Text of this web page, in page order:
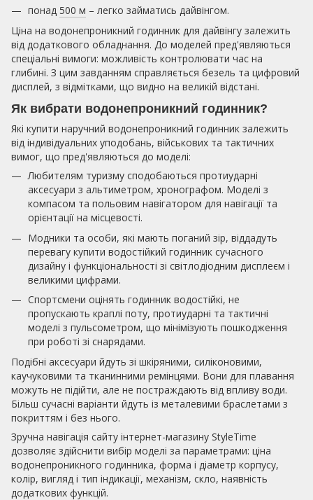
понад 500 м – легко займатись дайвінгом.
Ціна на водонепроникний годинник для дайвінгу залежить
від додаткового обладнання. До моделей пред'являються
спеціальні вимоги: можливість контролювати час на
глибині. З цим завданням справляється безель та цифровий
дисплей, з відмітками, що видно на великій відстані.
Як вибрати водонепроникний годинник?
Які купити наручний водонепроникний годинник залежить
від індивідуальних уподобань, військових та тактичних
вимог, що пред'являються до моделі:
Любителям туризму сподобаються протиударні
аксесуари з альтиметром, хронографом. Моделі з
компасом та польовим навігатором для навігації та
орієнтації на місцевості.
Модники та особи, які мають поганий зір, віддадуть
перевагу купити водостійкий годинник сучасного
дизайну і функціональності зі світлодіодним дисплеєм і
великими цифрами.
Спортсмени оцінять годинник водостійкі, не
пропускають краплі поту, протиударні та тактичні
моделі з пульсометром, що мінімізують пошкодження
при роботі зі снарядами.
Подібні аксесуари йдуть зі шкіряними, силіконовими,
каучуковими та тканинними ремінцями. Вони для плавання
можуть не підійти, але не постраждають від впливу води.
Більш сучасні варіанти йдуть із металевими браслетами з
покриттям і без нього.
Зручна навігація сайту інтернет-магазину StyleTime
дозволяє здійснити вибір моделі за параметрами: ціна
водонепроникного годинника, форма і діаметр корпусу,
колір, вигляд і тип індикації, механізм, скло, наявність
додаткових функцій.